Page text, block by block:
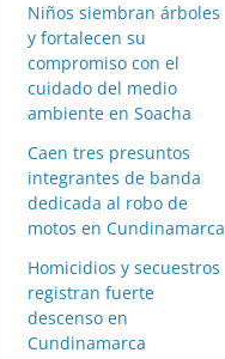
Niños siembran árboles
y fortalecen su
compromiso con el
cuidado del medio
ambiente en Soacha
Caen tres presuntos
integrantes de banda
dedicada al robo de
motos en Cundinamarca
Homicidios y secuestros
registran fuerte
descenso en
Cundinamarca